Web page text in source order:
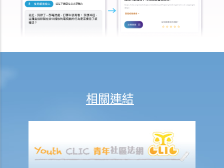
1. 「冷靜期」是甚麼？如果我剛剛購買了一份人壽保險，但幾天後想改
變主意，我可否取消這份保險？
因素？我可向誰徵詢意見？
5. 人壽保險的「可爭議期」是甚麼？
6. 人壽保險中的「自殺條款」有甚麼作用？
7. 保險公司在批核我的投保申請前，委託一位醫生為我驗身。那位醫生
沒有發現一項我並無披露的健康問題。保險公司可否以這項沒有披露的
資料，而拒絕我其後的任何索償？
相關連結